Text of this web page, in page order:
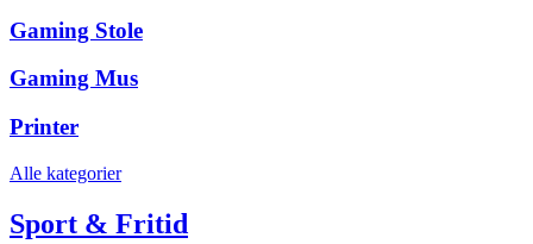
Gaming Stole
Gaming Mus
Printer
Alle kategorier
Sport & Fritid